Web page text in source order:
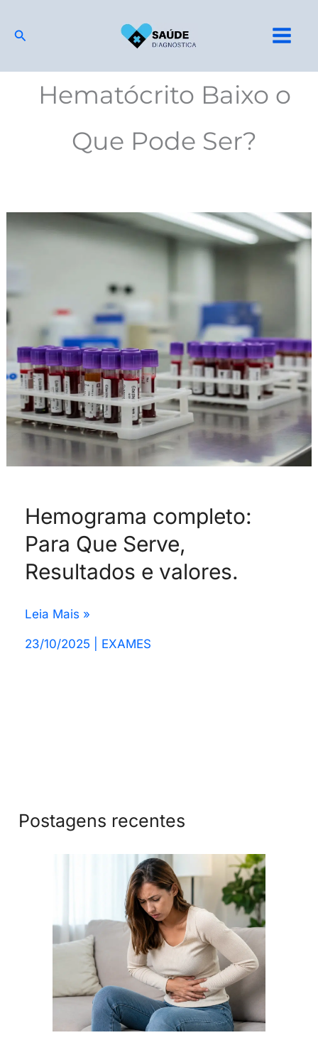
para
conteúdo
Pesquisar
Hematócrito Baixo o
Que Pode Ser?
Hemograma completo:
Para Que Serve,
Resultados e valores.
Hemograma
completo:
Serve,
Resultados
e
valores.
Leia Mais »
23/10/2025 EXAMES
Postagens recentes